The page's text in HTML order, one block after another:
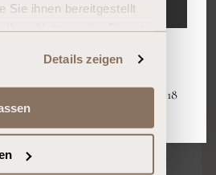
Sie ihnen bereitgestellt
Details zeigen
EINTRETEN
Verlassen
Sie, dass Sie mindestens 18
Jahre alt sind.
GUT ZU